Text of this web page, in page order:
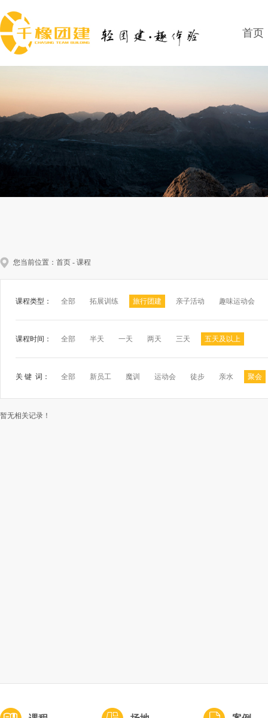
首页
您当前位置： 首页 - 课程
课程类型： 全部 拓展训练 旅行团建 亲子活动 趣味运动会
课程时间： 全部 半天 一天 两天 三天 五天及以上
关 键 词： 全部 新员工 魔训 运动会 徒步 亲水 聚会
暂无相关记录！